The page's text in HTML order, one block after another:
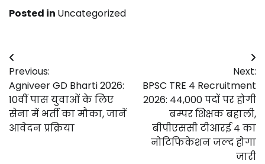
Posted in Uncategorized
Post
navigation
Previous:
Agniveer GD Bharti 2026:
10वीं पास युवाओं के लिए
सेना में भर्ती का मौका, जानें
आवेदन प्रक्रिया
Next:
BPSC TRE 4 Recruitment
2026: 44,000 पदों पर होगी
बम्पर शिक्षक बहाली,
बीपीएससी टीआरई 4 का
नोटिफिकेशन जल्द होगा
जारी